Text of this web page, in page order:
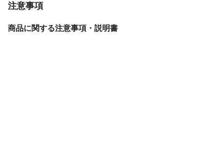
注意事項
商品に関する注意事項・説明書